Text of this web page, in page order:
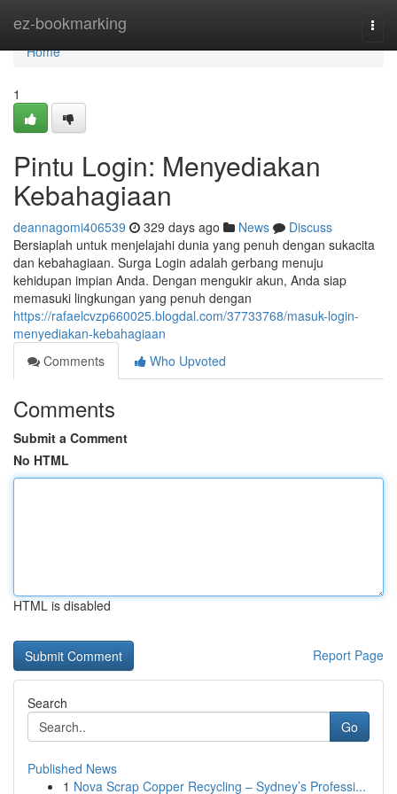
ez-bookmarking
Home
Home
1
Pintu Login: Menyediakan
Kebahagiaan
deannagomi406539 329 days ago News
Discuss
Bersiaplah untuk menjelajahi dunia yang penuh dengan sukacita
dan kebahagiaan. Surga Login adalah gerbang menuju
kehidupan impian Anda. Dengan mengukir akun, Anda siap
memasuki lingkungan yang penuh dengan
https://rafaelcvzp660025.blogdal.com/37733768/masuk-login-
menyediakan-kebahagiaan
Comments
Who Upvoted
Comments
Submit a Comment
No HTML
HTML is disabled
Report Page
Search
Go
Published News
1 Nova Scrap Copper Recycling – Sydney’s Professi...